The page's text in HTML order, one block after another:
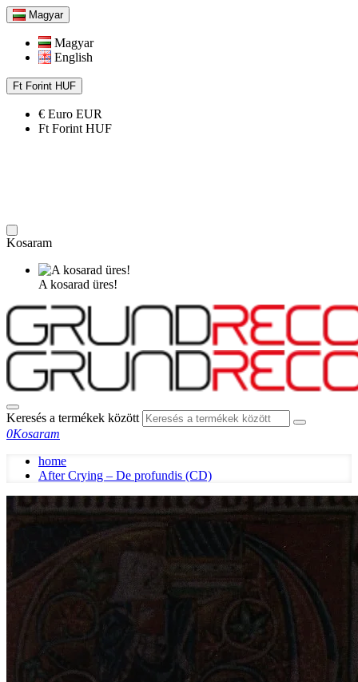
Magyar
Magyar
English
Ft Forint HUF
€ Euro EUR
Ft Forint HUF
Kosaram
A kosarad üres!
Keresés a termékek között
0Kosaram
home
After Crying – De profundis (CD)